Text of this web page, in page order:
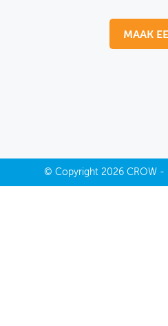
MAAK
© Copyright2026 CROW -